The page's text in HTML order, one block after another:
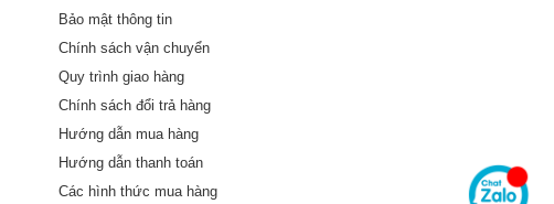
Bảo mật thông tin
Chính sách vận chuyển
Quy trình giao hàng
Chính sách đổi trả hàng
Hướng dẫn mua hàng
Hướng dẫn thanh toán
Các hình thức mua hàng